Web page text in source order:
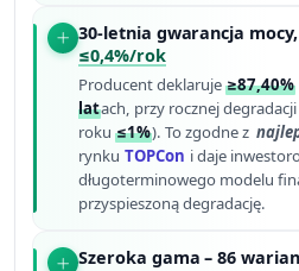
30-letnia gwarancja
≤0,4%/rok
Producent deklaruje≥87,40%
latach, przy rocznej
roku≤1%). To zgodne z
rynku TOPCon i daje
długoterminowego modelu
przyspieszoną degradację.
Szeroka gama – 86